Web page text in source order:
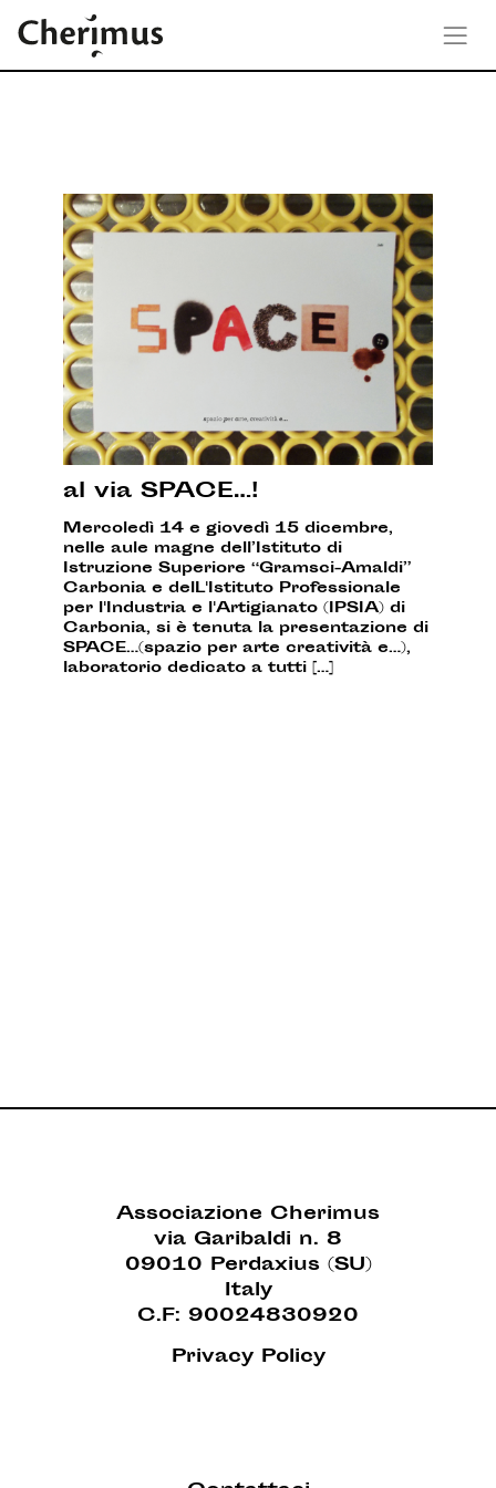
al via SPACE…!
Mercoledì 14 e giovedì 15 dicembre,
nelle aule magne dell’Istituto di
Istruzione Superiore “Gramsci-Amaldi”
Carbonia e delL'Istituto Professionale
per l'Industria e l'Artigianato (IPSIA) di
Carbonia, si è tenuta la presentazione di
SPACE…(spazio per arte creatività e…),
laboratorio dedicato a tutti […]
Associazione Cherimus
via Garibaldi n. 8
09010 Perdaxius (SU)
Italy
C.F: 90024830920
Privacy Policy